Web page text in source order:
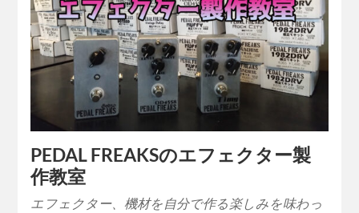
PEDAL FREAKSのエフェクター製
作教室
エフェクター、機材を自分で作る楽しみを味わっ